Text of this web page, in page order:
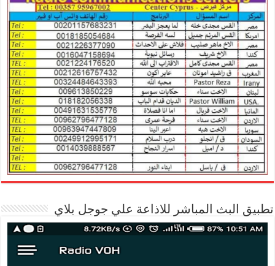
تطبيق البث المباشر للاذاعة علي جوجل بلاي